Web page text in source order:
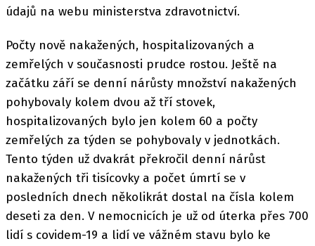
údajů na webu ministerstva zdravotnictví.
Počty nově nakažených, hospitalizovaných a
zemřelých v současnosti prudce rostou. Ještě na
začátku září se denní nárůsty množství nakažených
pohybovaly kolem dvou až tří stovek,
hospitalizovaných bylo jen kolem 60 a počty
zemřelých za týden se pohybovaly v jednotkách.
Tento týden už dvakrát překročil denní nárůst
nakažených tři tisícovky a počet úmrtí se v
posledních dnech několikrát dostal na čísla kolem
deseti za den. V nemocnicích je už od úterka přes 700
lidí s covidem-19 a lidí ve vážném stavu bylo ke